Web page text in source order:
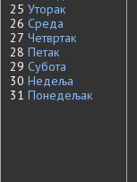
25 Уторак
26 Среда
27 Четвртак
28 Петак
29 Субота
30 Недеља
31 Понедељак